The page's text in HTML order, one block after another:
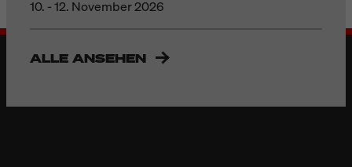
10. - 12. November 2026
ALLE ANSEHEN